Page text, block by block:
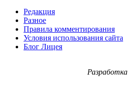
Редакция
Разное
Правила комментирования
Условия использования сайта
Блог Лицея
Разработка